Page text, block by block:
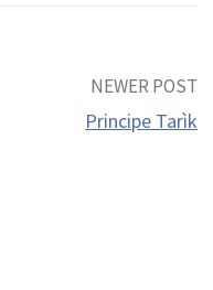
NEWER POST
Principe Tarìk